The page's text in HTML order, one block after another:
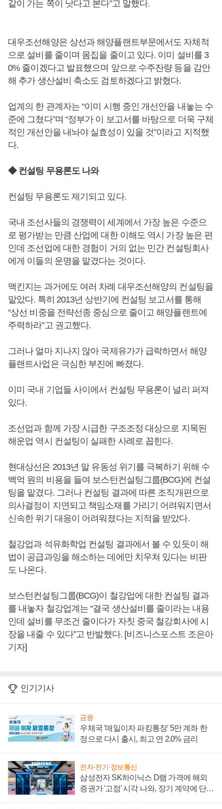
같이 가는 쪽이 낫다고 본다”고 말했다.
대우조선해양은 상선과 해양플랜트부문에서도 자체적
으로 설비를 줄이며 몸집을 줄이고 있다. 이미 설비를 3
0% 줄이겠다고 발표했으며 앞으로 수주잔량 등을 감안
해 추가 생산설비 축소도 검토하겠다고 밝혔다.
업계의 한 관계자는 “이미 시행 중인 개선안을 내놓는 수
준에 그쳤다”며 “정부가 이 보고서를 바탕으로 더욱 구체
적인 개선안을 내놔야 실효성이 있을 것”이라고 지적했
다.
◆ 컨설팅 무용론도 나와
컨설팅 무용론도 제기되고 있다.
국내 조선사들의 경쟁력이 세계에서 가장 높은 수준으
로 평가받는 만큼 산업에 대한 이해도 역시 가장 높은 편
인데 조선업에 대한 경험이 거의 없는 민간 컨설팅회사
에게 이들의 운명을 맡겼다는 것이다.
맥킨지는 과거에도 여러 차례 대우조선해양의 컨설팅을
맡았다. 특히 2013년 상반기에 컨설팅 보고서를 통해
“상선 비중을 전략선종 중심으로 줄이고 해양플랜트에
주력하라”고 권고했다.
그러나 얼마 지나지 않아 국제유가가 급락하면서 해양
플랜트사업은 극심한 부진에 빠졌다.
이미 국내 기업들 사이에서 컨설팅 무용론이 널리 퍼져
있다.
조선업과 함께 가장 시급한 구조조정 대상으로 지목된
해운업 역시 컨설팅이 실패한 사례로 꼽힌다.
현대상선은 2013년 말 유동성 위기를 극복하기 위해 수
백억 원의 비용을 들여 보스턴컨설팅그룹(BCG)에 컨설
팅을 맡겼다. 그러나 컨설팅 결과에 따른 조직개편으로
의사결정이 지연되고 책임소재를 가리기 어려워지면서
신속한 위기 대응이 어려워졌다는 지적을 받았다.
철강업과 석유화학업 컨설팅 결과에서 볼 수 있듯이 해
법이 공급과잉을 해소하는 데에만 치우쳐 있다는 비판
도 나온다.
보스턴컨설팅그룹(BCG)이 철강업에 대한 컨설팅 결과
를 내놓자 철강업계는 “결국 생산설비를 줄이라는 내용
인데 설비를 무조건 줄이다가 자칫 중국 철강회사에 시
장을 내줄 수 있다”고 반발했다. [비즈니스포스트 조은아
기자]
인기기사
금융
우체국 '매일이자 파킹통장' 5만 계좌 한
정으로 다시 출시, 최고 연 2.0% 금리
전자·전기·정보통신
삼성전자 SK하이닉스 D램 가격에 해외
증권가 '고점' 시각 나와, 장기 계약에 단점